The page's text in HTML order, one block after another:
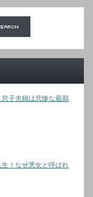
子夫婦は悲惨な最期
！なぜ悪女と呼ばれ